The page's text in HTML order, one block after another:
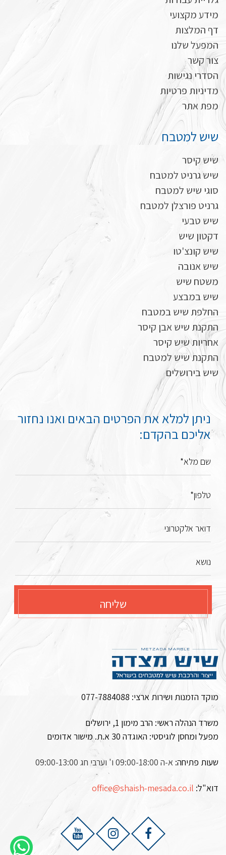
מידע מקצועי
דף המלצות
המפעל שלנו
צור קשר
הסדרי נגישות
מדיניות פרטיות
מפת אתר
שיש למטבח
שיש קיסר
שיש גרניט למטבח
סוגי שיש למטבח
גרניט פורצלן למטבח
שיש טבעי
דקטון שיש
שיש קונצ'טו
שיש אנובה
משטח שיש
שיש במבצע
החלפת שיש במטבח
התקנת שיש אבן קיסר
אחריות שיש קיסר
התקנת שיש למטבח
שיש בירושלים
ניתן למלא את הפרטים הבאים ואנו נחזור
אליכם בהקדם:
שם מלא*
טלפון*
דואר אלקטרוני
נושא
שליחה
מוקד הזמנות ושירות ארצי: 077-7884088
משרד הנהלה ראשי: הרב מימון 1, ירושלים
מפעל ומחסן לוגיסטי: האוגדה 30 א.ת. מישור אדומים
שעות פתיחה: א-ה 09:00-18:00 ו' וערבי חג 09:00-13:00
דוא"ל: office@shaish-mesada.co.il